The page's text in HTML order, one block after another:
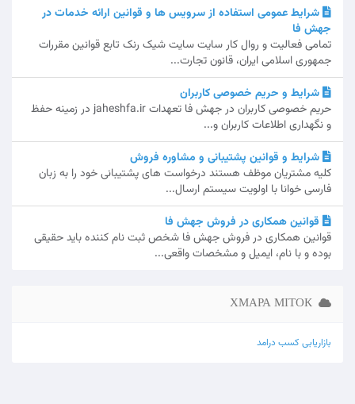
شرایط عمومی استفاده از سرویس ها و قوانین ارائه خدمات در
جهش فا
تمامی فعالیت و روال کار سایت سایت شیک رنک تابع قوانین مقررات
جمهوری اسلامی ایران، قانون تجارت...
شرایط و حریم خصوصی کاربران
حریم خصوصی کاربران در جهش فا تعهدات jaheshfa.ir در زمینه حفظ
و نگهداری اطلاعات کاربران و...
شرایط و قوانین پشتیبانی و مشاوره فروش
کلیه مشتریان موظف هستند درخواست های پشتیبانی خود را به زبان
فارسی خوانا با اولویت سیستم ارسال...
قوانین همکاری در فروش جهش فا
قوانین همکاری در فروش جهش فا شخص ثبت نام کننده باید حقیقی
بوده و با نام، ایمیل و مشخصات واقعی...
بازاریابی کسب درامد